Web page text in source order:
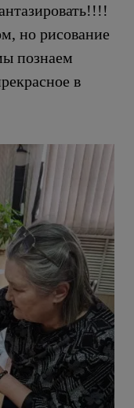
но рисование
познаем
в